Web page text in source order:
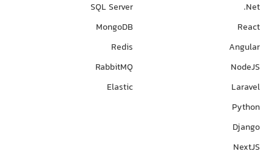
Net.
React
Angular
NodeJS
Laravel
Python
Django
NextJS
SQL Server
MongoDB
Redis
RabbitMQ
Elastic